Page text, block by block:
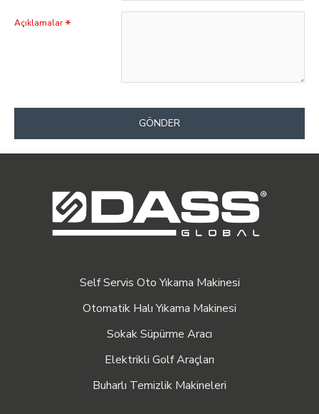
Açıklamalar
GÖNDER
Self Servis Oto Yıkama Makinesi
Otomatik Halı Yıkama Makinesi
Sokak Süpürme Aracı
Elektrikli Golf Araçları
Buharlı Temizlik Makineleri